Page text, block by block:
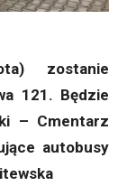
zostanie
121. Będzie
– Cmentarz
autobusy